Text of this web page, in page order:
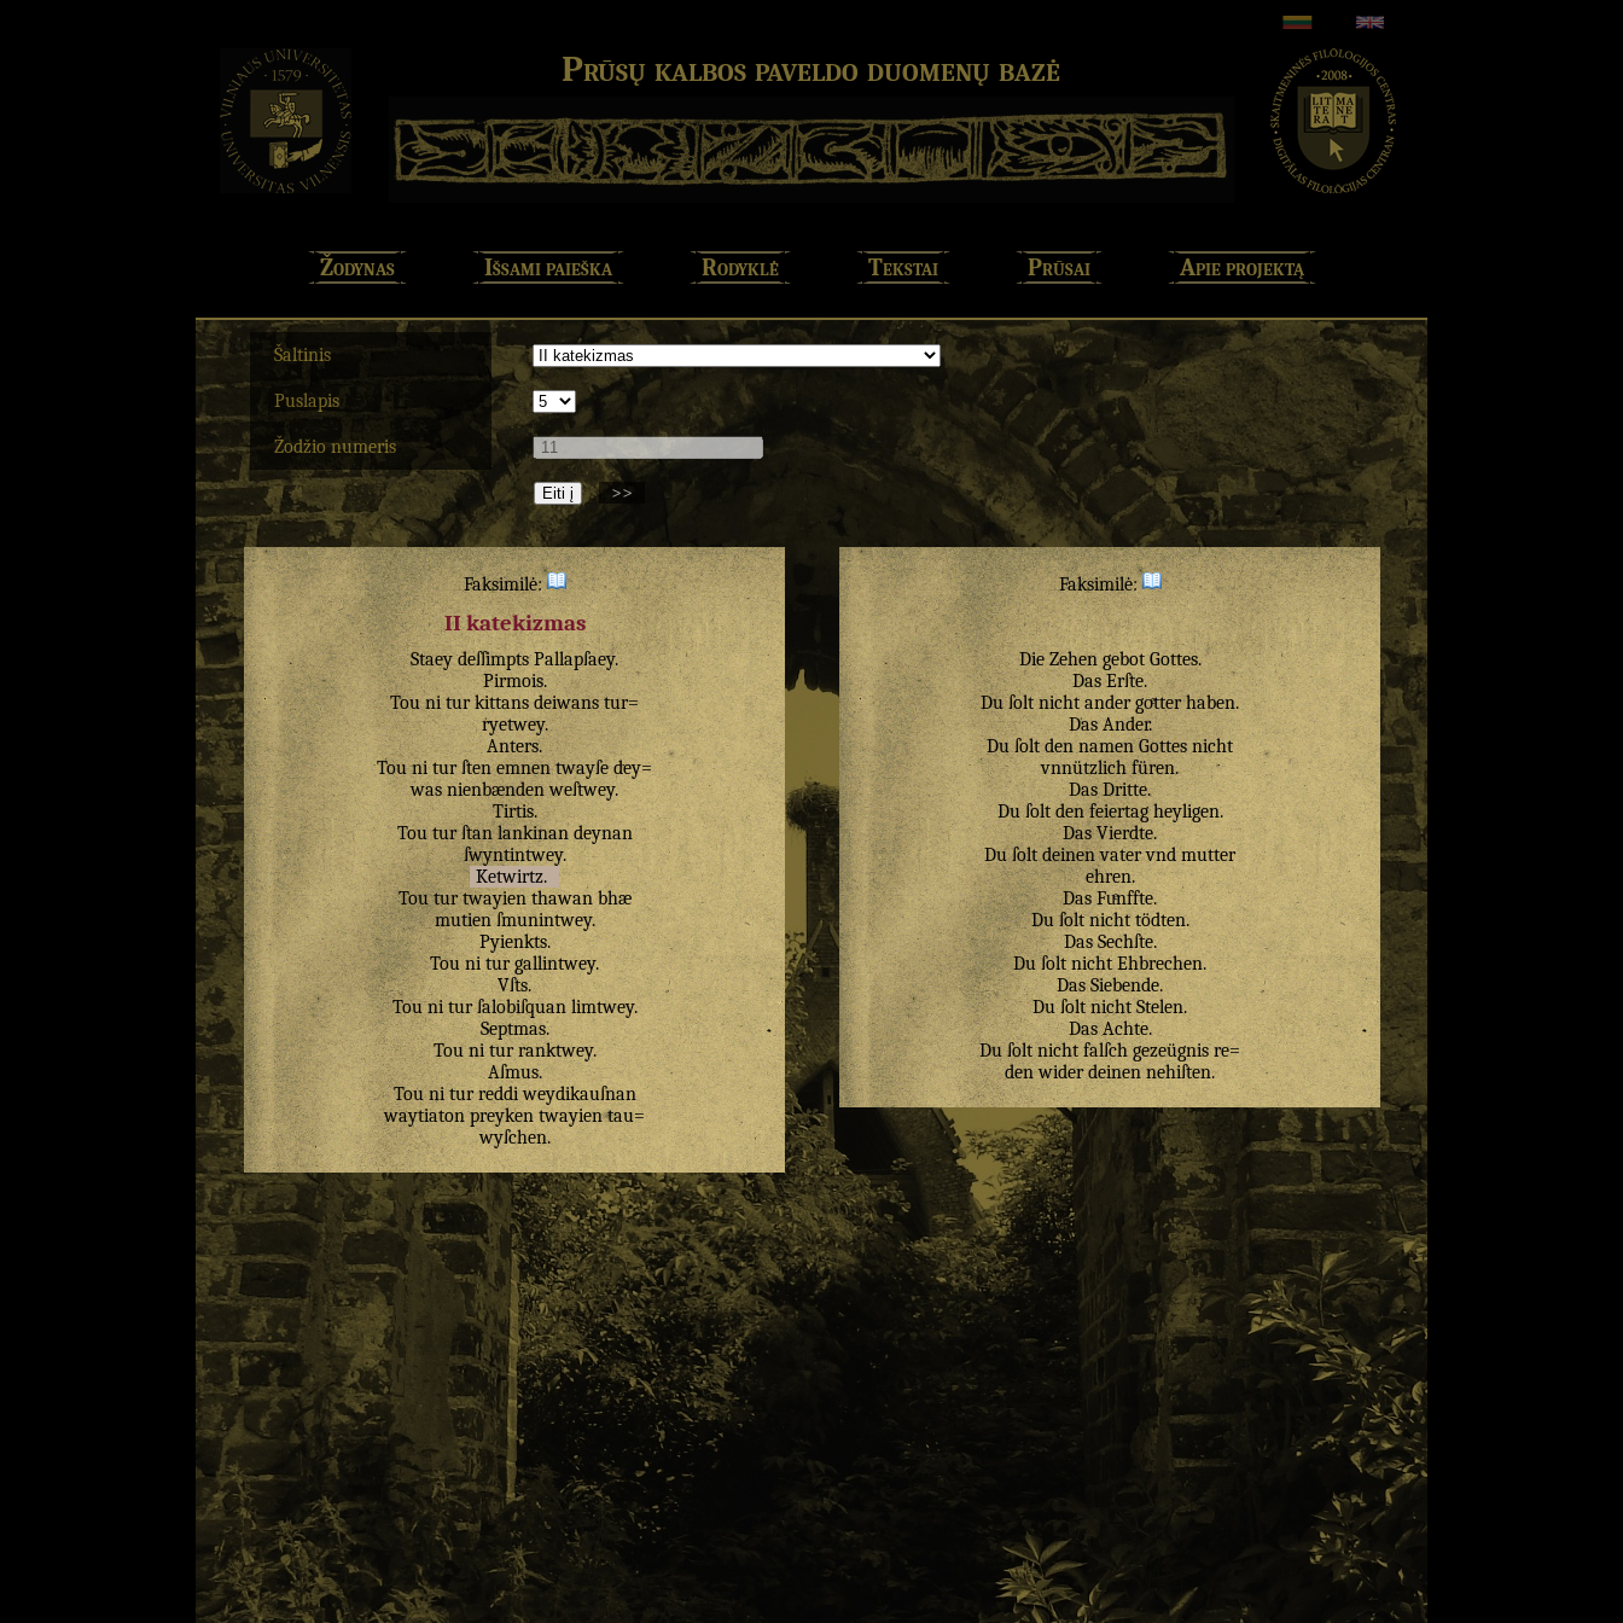
Prūsų kalbos paveldo duomenų bazė
Žodynas Išsami paieška Rodyklė Tekstai Prūsai Apie projektą
Šaltinis
Puslapis
Žodžio numeris
>>
Faksimilė:
II katekizmas
Staey deſſimpts Pallapſaey.
Pirmois.
Tou ni tur kittans deiwans tur=
ryetwey.
Anters.
Tou ni tur ſten emnen twayſe dey=
was nienbænden weſtwey.
Tirtis.
Tou tur ſtan lankinan deynan
ſwyntintwey.
Ketwirtz.
Tou tur twayien thawan bhæ
mutien ſmunintwey.
Pyienkts.
Tou ni tur gallintwey.
Vſts.
Tou ni tur ſalobiſquan limtwey.
Septmas.
Tou ni tur ranktwey.
Aſmus.
Tou ni tur reddi weydikauſnan
waytiaton preyken twayien tau=
wyſchen.
Faksimilė:
Die Zehen gebot Gottes.
Das Erſte.
Du ſolt nicht ander goͤtter haben.
Das Ander.
Du ſolt den namen Gottes nicht
vnnützlich füren.
Das Dritte.
Du ſolt den feiertag heyligen.
Das Vierdte.
Du ſolt deinen vater vnd mutter
ehren.
Das Fuͤnffte.
Du ſolt nicht tödten.
Das Sechſte.
Du ſolt nicht Ehbrechen.
Das Siebende.
Du ſolt nicht Stelen.
Das Achte.
Du ſolt nicht falſch gezeügnis re=
den wider deinen nehiſten.